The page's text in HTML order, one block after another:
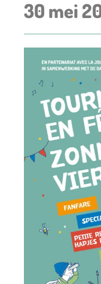
30 mei